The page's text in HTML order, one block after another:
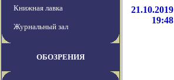
Книжная лавка
Журнальный зал
ОБОЗРЕНИЯ
21.10.2019
19:48